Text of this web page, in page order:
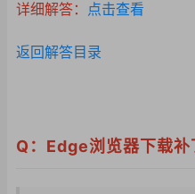
详细解答： 点击查看
返回解答目录
Q：Edge浏览器下载